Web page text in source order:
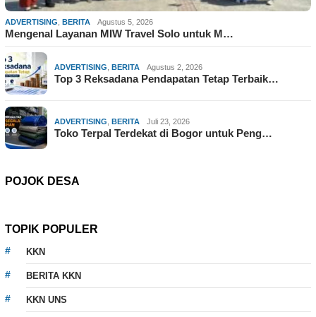
ADVERTISING BERITA Agustus 5, 2026
Mengenal Layanan MIW Travel Solo untuk M…
ADVERTISING BERITA Agustus 2, 2026
Top 3 Reksadana Pendapatan Tetap Terbaik…
ADVERTISING BERITA Juli 23, 2026
Toko Terpal Terdekat di Bogor untuk Peng…
POJOK DESA
TOPIK POPULER
KKN
BERITA KKN
KKN UNS